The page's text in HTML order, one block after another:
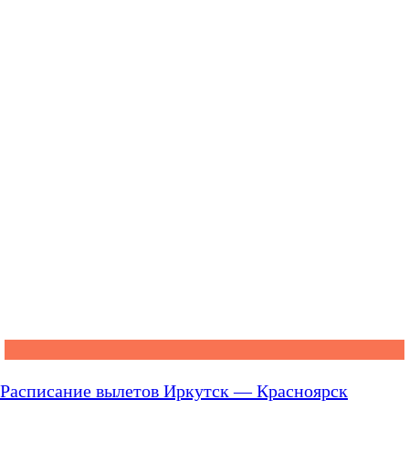
Расписание вылетов Иркутск — Красноярск